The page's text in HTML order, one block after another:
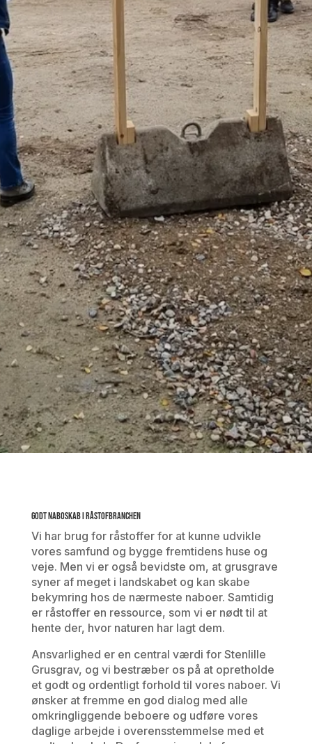
Godt naboskab i råstofbranchen
Vi har brug for råstoffer for at kunne udvikle
vores samfund og bygge fremtidens huse og
veje. Men vi er også bevidste om, at grusgrave
syner af meget i landskabet og kan skabe
bekymring hos de nærmeste naboer. Samtidig
er råstoffer en ressource, som vi er nødt til at
hente der, hvor naturen har lagt dem.
Ansvarlighed er en central værdi for Stenlille
Grusgrav, og vi bestræber os på at opretholde
et godt og ordentligt forhold til vores naboer. Vi
ønsker at fremme en god dialog med alle
omkringliggende beboere og udføre vores
daglige arbejde i overensstemmelse med et